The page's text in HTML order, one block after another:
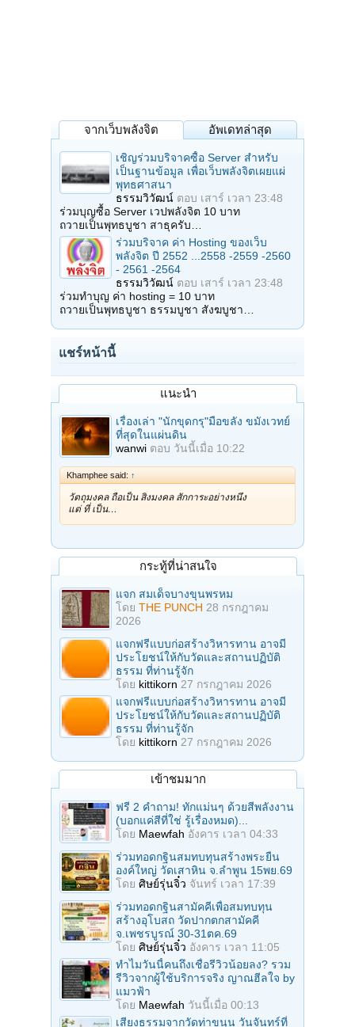
จากเว็บพลังจิต อัพเดทล่าสุด
เชิญร่วมบริจาคซื้อ Server สำหรับ
เป็นฐานข้อมูล เพื่อเว็บพลังจิตเผยแผ่
พุทธศาสนา
ธรรมวิวัฒน์ ตอบ เสาร์ เวลา 23:48
ร่วมบุญซื้อ Server เวปพลังจิต 10 บาท
ถวายเป็นพุทธบูชา สาธุครับ…
ร่วมบริจาค ค่า Hosting ของเว็บ
พลังจิต ปี 2552 ...2558 -2559 -2560
- 2561 -2564
ธรรมวิวัฒน์ ตอบ เสาร์ เวลา 23:48
ร่วมทำบุญ ค่า hosting = 10 บาท
ถวายเป็นพุทธบูชา ธรรมบูชา สังฆบูชา…
แชร์หน้านี้
แนะนำ
เรื่องเล่า "นักขุดกรุ"มือขลัง ขมังเวทย์
ที่สุดในแผ่นดิน
wanwi ตอบ วันนี้เมื่อ 10:22
Khamphee said: ↑
วัตถุมงคล ถือเป็น สิ่งมงคล สักการะอย่างหนึ่ง
แต่ ที่ เป็น…
กระทู้ที่น่าสนใจ
แจก สมเด็จบางขุนพรหม
โดย THE PUNCH 28 กรกฎาคม
2026
แจกฟรีแบบก่อสร้างวิหารทาน อาจมี
ประโยชน์ให้กับวัดและสถานปฏิบัติ
ธรรม ที่ท่านรู้จัก
โดย kittikorn 27 กรกฎาคม 2026
แจกฟรีแบบก่อสร้างวิหารทาน อาจมี
ประโยชน์ให้กับวัดและสถานปฏิบัติ
ธรรม ที่ท่านรู้จัก
โดย kittikorn 27 กรกฎาคม 2026
เข้าชมมาก
ฟรี 2 คำถาม! ทักแม่นๆ ด้วยสีพลังงาน
(บอกแค่สีที่ใช่ รู้เรื่องหมด)...
โดย Maewfah อังคาร เวลา 04:33
ร่วมทอดกฐินสมทบทุนสร้างพระยืน
องค์ใหญ่ วัดเสาหิน จ.ลําพูน 15พย.69
โดย ศิษย์รุ่นจิ๋ว จันทร์ เวลา 17:39
ร่วมทอดกฐินสามัคคีเพื่อสมทบทุน
สร้างอุโบสถ วัดปากตกสามัคคี
จ.เพชรบูรณ์ 30-31ตค.69
โดย ศิษย์รุ่นจิ๋ว อังคาร เวลา 11:05
ทำไมวันนี้คนถึงเชื่อรีวิวน้อยลง? รวม
รีวิวจากผู้ใช้บริการจริง ญาณฮีลใจ by
แมวฟ้า
โดย Maewfah วันนี้เมื่อ 00:13
เสียงธรรมจากวัดท่าขนุน วันจันทร์ที่